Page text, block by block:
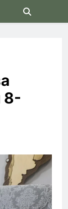
8-